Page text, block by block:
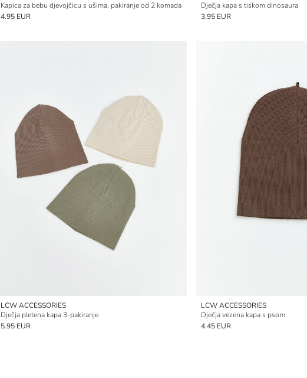
Kapica za bebu djevojčicu s ušima, pakiranje od 2 komada
4.95 EUR
Dječja kapa s tiskom dinosaura
3.95 EUR
LCW ACCESSORIES
Dječja pletena kapa 3-pakiranje
5.95 EUR
LCW ACCESSORIES
Dječja vezena kapa s psom
4.45 EUR